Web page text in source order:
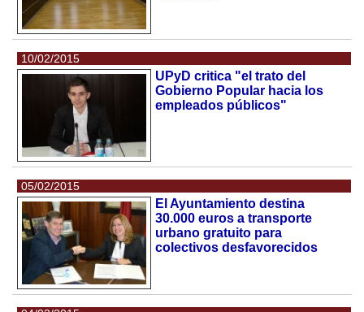
10/02/2015
UPyD critica "el trato del
Gobierno Popular hacia los
empleados públicos"
05/02/2015
El Ayuntamiento destina
30.000 euros a transporte
urbano gratuito para
colectivos desfavorecidos